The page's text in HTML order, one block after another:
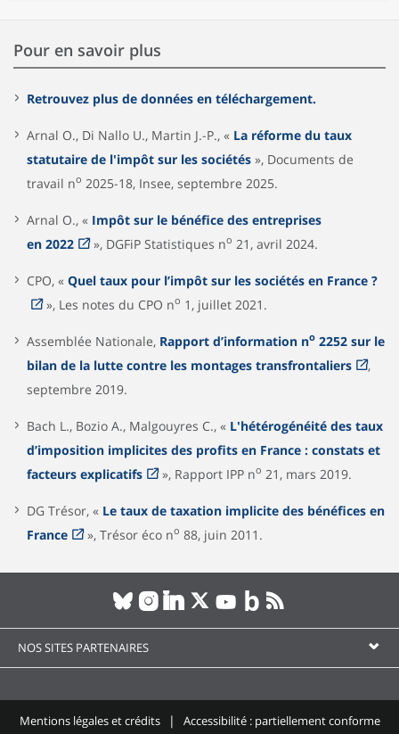
Pour en savoir plus
Retrouvez plus de données en téléchargement.
Arnal O., Di Nallo U., Martin J.-P., « La réforme du taux
statutaire de l'impôt sur les sociétés », Documents de
travail no 2025-18, Insee, septembre 2025.
Arnal O., « Impôt sur le bénéfice des entreprises
en 2022
», DGFiP Statistiques no 21, avril 2024.
CPO, « Quel taux pour l’impôt sur les sociétés en France ?
», Les notes du CPO no 1, juillet 2021.
Assemblée Nationale, Rapport d’information no 2252 sur le
bilan de la lutte contre les montages transfrontaliers
,
septembre 2019.
Bach L., Bozio A., Malgouyres C., « L'hétérogénéité des taux
d’imposition implicites des profits en France : constats et
facteurs explicatifs
», Rapport IPP no 21, mars 2019.
DG Trésor, « Le taux de taxation implicite des bénéfices en
France
», Trésor éco no 88, juin 2011.
NOS SITES PARTENAIRES
Mentions légales et crédits Accessibilité : partiellement conforme